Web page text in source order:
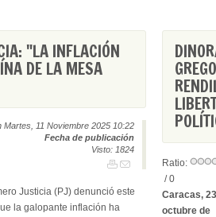
"LA INFLACIÓN
DE LA MESA
Martes, 11 Noviembre 2025 10:22
Fecha de publicación
Visto: 1824
Justicia (PJ) denunció este
la galopante inflación ha
Ratio:
/ 0
Caracas,
octubre de